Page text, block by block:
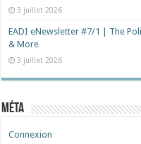
3 juillet 2026
EADI eNewsletter #7/1 | The
& More
3 juillet 2026
Méta
Connexion